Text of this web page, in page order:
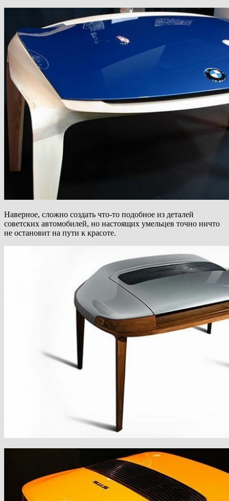
Наверное, сложно создать что-то подобное из деталей
советских автомобилей, но настоящих умельцев точно ничто
не остановит на пути к красоте.